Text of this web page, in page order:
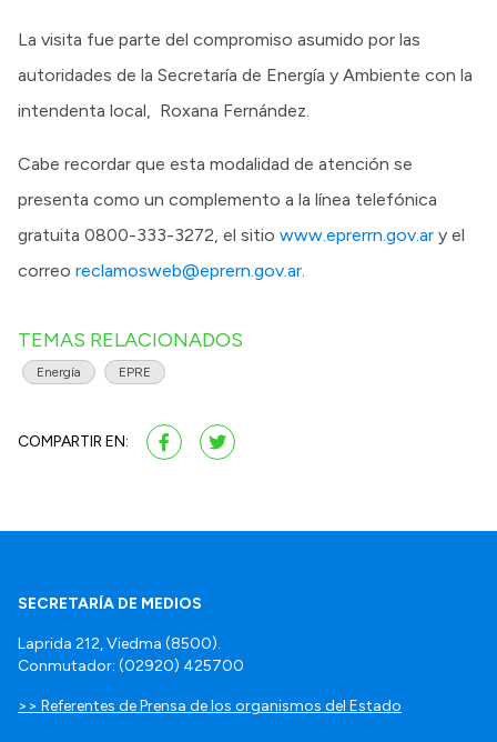
La visita fue parte del compromiso asumido por las
autoridades de la Secretaría de Energía y Ambiente con la
intendenta local, Roxana Fernández.
Cabe recordar que esta modalidad de atención se
presenta como un complemento a la línea telefónica
gratuita 0800-333-3272, el sitio www.eprerrn.gov.ar y el
correo reclamosweb@eprern.gov.ar
TEMAS RELACIONADOS
Energía EPRE
COMPARTIR EN:
SECRETARÍA DE MEDIOS
Laprida 212, Viedma (8500).
Conmutador: (02920) 425700
>> Referentes de Prensa de los organismos del Estado